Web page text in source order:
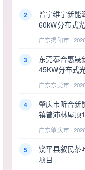
2
普宁维宁新能
60kW分布式
广东揭阳市 ·
3
东莞泰合惠晟
45KW分布式
广东东莞市 ·
4
肇庆市昕合新
镇曾沛林屋顶
广东肇庆市 ·
5
饶平县叙民茶
项目